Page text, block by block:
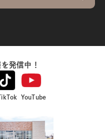
発信中！
YouTube